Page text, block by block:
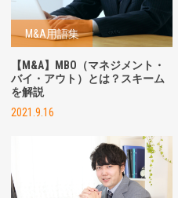
M&A用語集
【M&A】MBO（マネジメント・
バイ・アウト）とは？スキーム
を解説
2021.9.16